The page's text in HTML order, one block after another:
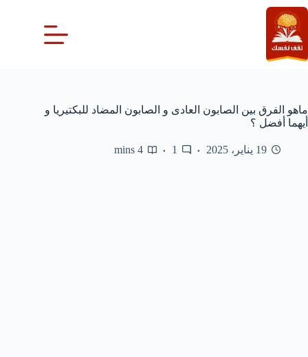
التجاوز
إلى
المحتوى
ماهو الفرق بين الصابون العادى و الصابون المضاد للبكتيريا و
أيهما أفضل ؟
19 يناير، 2025 1
4 mins